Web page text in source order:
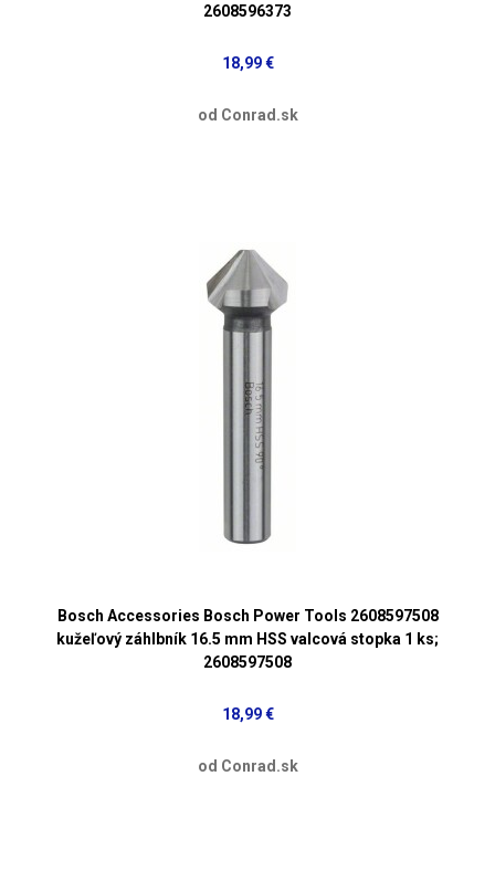
2608596373
18,99 €
od Conrad.sk
Bosch Accessories Bosch Power Tools 2608597508
kužeľový záhlbník 16.5 mm HSS valcová stopka 1 ks;
2608597508
18,99 €
od Conrad.sk